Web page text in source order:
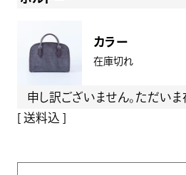
カラー
在庫切れ
申し訳ございません。ただいま
送料込